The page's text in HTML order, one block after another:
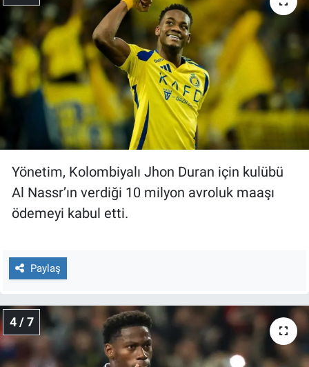
Yönetim, Kolombiyalı Jhon Duran için kulübü
Al Nassr’ın verdiği 10 milyon avroluk maaşı
ödemeyi kabul etti.
Paylaş
4 / 7